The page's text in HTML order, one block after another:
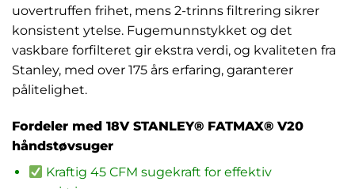
uovertruffen frihet, mens 2-trinns filtrering sikrer
konsistent ytelse. Fugemunnstykket og det
vaskbare forfilteret gir ekstra verdi, og kvaliteten fra
Stanley, med over 175 års erfaring, garanterer
pålitelighet.
Fordeler med 18V STANLEY® FATMAX® V20
håndstøvsuger
Kraftig 45 CFM sugekraft for effektiv